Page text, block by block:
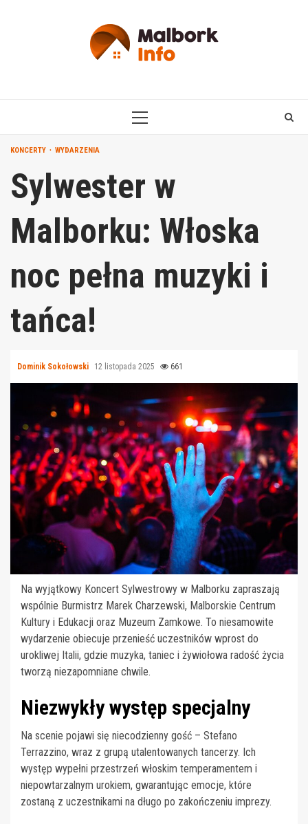
PRIMARY
KONCERTY WYDARZENIA
Sylwester w
Malborku: Włoska
noc pełna muzyki i
tańca!
Dominik Sokołowski 12 listopada 2025 661
Na wyjątkowy Koncert Sylwestrowy w Malborku zapraszają
wspólnie Burmistrz Marek Charzewski, Malborskie Centrum
Kultury i Edukacji oraz Muzeum Zamkowe. To niesamowite
wydarzenie obiecuje przenieść uczestników wprost do
urokliwej Italii, gdzie muzyka, taniec i żywiołowa radość życia
tworzą niezapomniane chwile.
Niezwykły występ specjalny
Na scenie pojawi się niecodzienny gość – Stefano
Terrazzino, wraz z grupą utalentowanych tancerzy. Ich
występ wypełni przestrzeń włoskim temperamentem i
niepowtarzalnym urokiem, gwarantując emocje, które
zostaną z uczestnikami na długo po zakończeniu imprezy.